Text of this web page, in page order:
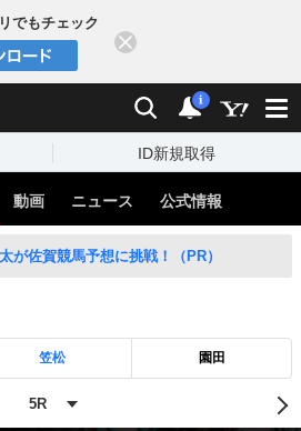
でもチェック
検索 通知
i
ID新規取得
動画 ニュース 公式情報
が佐賀競馬予想に挑戦！（PR）
笠松 園田